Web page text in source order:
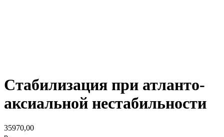
Стабилизация при атланто-
аксиальной нестабильности
35970,00